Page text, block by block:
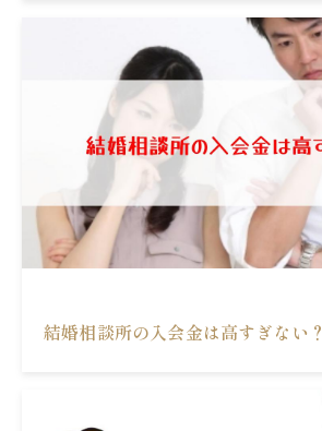
結婚相談所の入会金は高すぎない？